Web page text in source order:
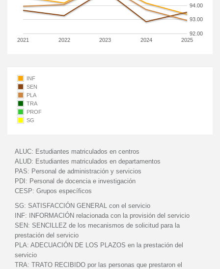
2021 2022 2023 2024 2025
92.00
93.00
94.00
INF
SEN
PLA
TRA
PROF
SG
ALUC: Estudiantes matriculados en centros
ALUD: Estudiantes matriculados en departamentos
PAS: Personal de administración y servicios
PDI: Personal de docencia e investigación
CESP: Grupos específicos
SG: SATISFACCIÓN GENERAL con el servicio
INF:
INFORMACIÓN relacionada con la provisión del servicio
SEN: SENCILLEZ de los mecanismos de solicitud para la
prestación del servicio
PLA: ADECUACIÓN DE LOS PLAZOS en la prestación del
servicio
TRA: TRATO RECIBIDO por las personas que prestaron el